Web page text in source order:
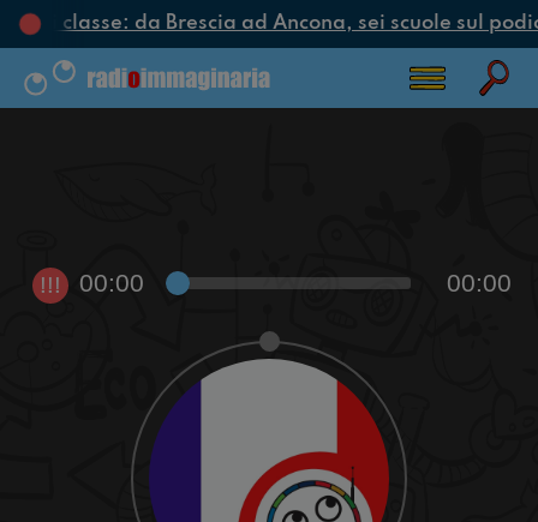
di classe: da Brescia ad Ancona, sei scuole sul
!!! 00:00 00:00